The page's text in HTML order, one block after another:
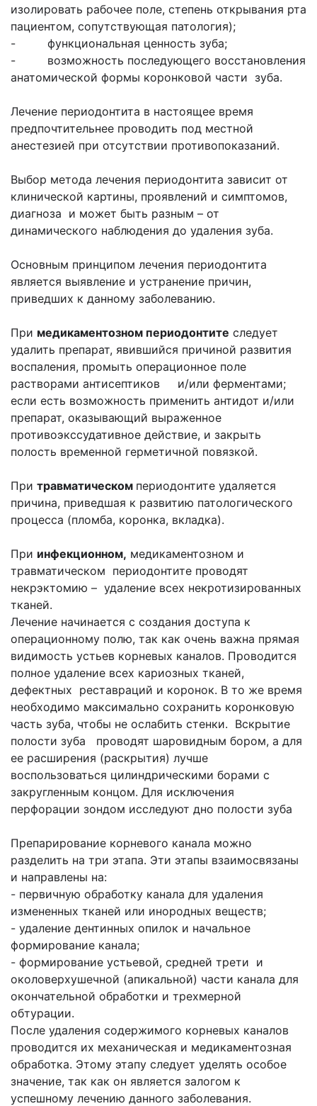
изолировать рабочее поле, степень открывания рта
пациентом, сопутствующая патология);
- функциональная ценность зуба;
- возможность последующего восстановления
анатомической формы коронковой части зуба.
Лечение периодонтита в настоящее время
предпочтительнее проводить под местной
анестезией при отсутствии противопоказаний.
Выбор метода лечения периодонтита зависит от
клинической картины, проявлений и симптомов,
диагноза и может быть разным – от
динамического наблюдения до удаления зуба.
Основным принципом лечения периодонтита
является выявление и устранение причин,
приведших к данному заболеванию.
При медикаментозном периодонтите следует
удалить препарат, явившийся причиной развития
воспаления, промыть операционное поле
растворами антисептиков и/или ферментами;
если есть возможность применить антидот и/или
препарат, оказывающий выраженное
противоэкссудативное действие, и закрыть
полость временной герметичной повязкой.
При травматическом периодонтите удаляется
причина, приведшая к развитию патологического
процесса (пломба, коронка, вкладка).
При инфекционном, медикаментозном и
травматическом периодонтите проводят
некрэктомию – удаление всех некротизированных
тканей.
Лечение начинается с создания доступа к
операционному полю, так как очень важна прямая
видимость устьев корневых каналов. Проводится
полное удаление всех кариозных тканей,
дефектных реставраций и коронок. В то же время
необходимо максимально сохранить коронковую
часть зуба, чтобы не ослабить стенки. Вскрытие
полости зуба проводят шаровидным бором, а для
ее расширения (раскрытия) лучше
воспользоваться цилиндрическими борами с
закругленным концом. Для исключения
перфорации зондом исследуют дно полости зуба
Препарирование корневого канала можно
разделить на три этапа. Эти этапы взаимосвязаны
и направлены на:
- первичную обработку канала для удаления
измененных тканей или инородных веществ;
- удаление дентинных опилок и начальное
формирование канала;
- формирование устьевой, средней трети и
околоверхушечной (апикальной) части канала для
окончательной обработки и трехмерной
обтурации.
После удаления содержимого корневых каналов
проводится их механическая и медикаментозная
обработка. Этому этапу следует уделять особое
значение, так как он является залогом к
успешному лечению данного заболевания.